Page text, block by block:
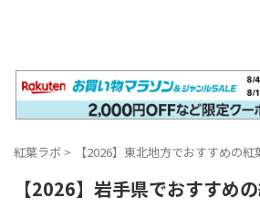
紅葉ラボ > 【2026】東北地方でおすすめの
【2026】岩手県でおすすめ